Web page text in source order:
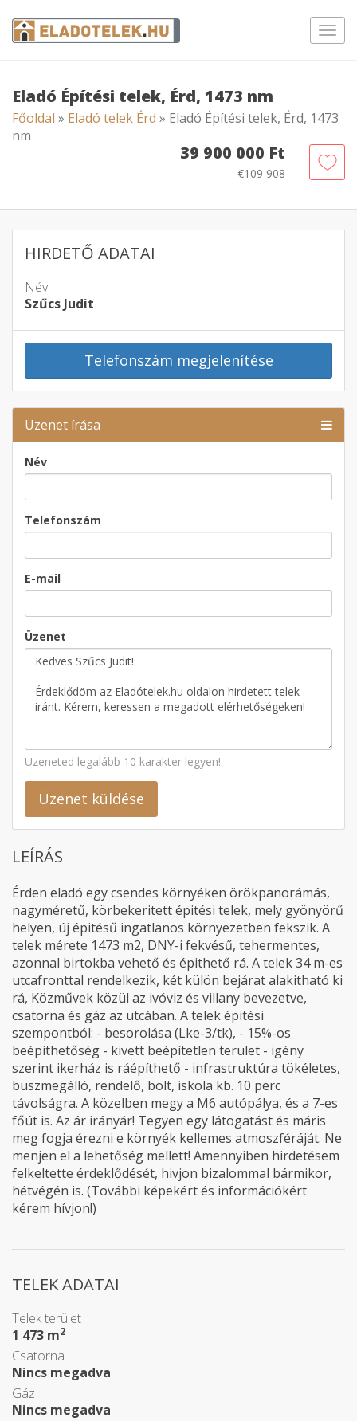
Eladó Építési telek, Érd, 1473 nm
Főoldal » Eladó telek Érd » Eladó Építési telek, Érd, 1473
nm
39 900 000 Ft
€109 908
HIRDETŐ ADATAI
Név:
Szűcs Judit
Telefonszám megjelenítése
Üzenet írása
Név
Telefonszám
E-mail
Üzenet
Üzeneted legalább 10 karakter legyen!
Üzenet küldése
LEÍRÁS
Érden eladó egy csendes környéken örökpanorámás,
nagyméretű, körbekeritett épitési telek, mely gyönyörű
helyen, új épitésű ingatlanos környezetben fekszik. A
telek mérete 1473 m2, DNY-i fekvésű, tehermentes,
azonnal birtokba vehető és épithető rá. A telek 34 m-es
utcafronttal rendelkezik, két külön bejárat alakitható ki
rá, Közművek közül az ivóviz és villany bevezetve,
csatorna és gáz az utcában. A telek épitési
szempontból: - besorolása (Lke-3/tk), - 15%-os
beépíthetőség - kivett beépítetlen terület - igény
szerint ikerház is ráépíthető - infrastruktúra tökéletes,
buszmegálló, rendelő, bolt, iskola kb. 10 perc
távolságra. A közelben megy a M6 autópálya, és a 7-es
főút is. Az ár irányár! Tegyen egy látogatást és máris
meg fogja érezni e környék kellemes atmoszféráját. Ne
menjen el a lehetőség mellett! Amennyiben hirdetésem
felkeltette érdeklődését, hivjon bizalommal bármikor,
hétvégén is. (További képekért és információkért
kérem hívjon!)
TELEK ADATAI
Telek terület
1 473 m2
Csatorna
Nincs megadva
Gáz
Nincs megadva